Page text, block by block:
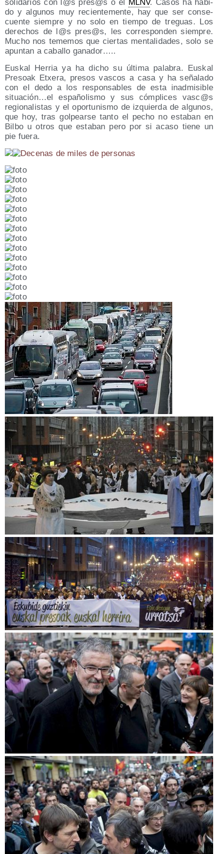
soli­da­rios con l@s pres@s o el MLNV. Casos ha habi­
do y algu­nos muy recien­te­men­te, hay que ser con­se­
cuen­te siem­pre y no solo en tiem­po de tre­guas. Los
dere­chos de l@s pres@s, les corres­pon­den siem­pre.
Mucho nos teme­mos que cier­tas men­ta­li­da­des, solo se
apun­tan a caba­llo ganador…..
Eus­kal Herria ya ha dicho su últi­ma pala­bra. Eus­kal
Pre­soak Etxe­ra, pre­sos vas­cos a casa y ha seña­la­do
con el dedo a los res­pon­sa­bles de esta inad­mi­si­ble
situación…el espa­ño­lis­mo y sus cóm­pli­ces vasc@s
regio­na­lis­tas y el opor­tu­nis­mo de izquier­da de algu­nos,
que hoy, tras gol­pear­se tan­to el pecho no esta­ban en
Bil­bo u otros que esta­ban pero por si aca­so tie­ne un
pie fuera.